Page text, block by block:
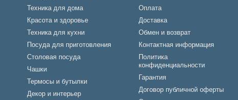
Техника для дома
Красота и здоровье
Техника для кухни
Посуда для приготовления
Столовая посуда
Чашки
Термосы и бутылки
Декор и интерьер
Оплата
Доставка
Обмен и возврат
Контактная информация
Политика
конфиденциальности
Гарантия
Договор публичной оферты